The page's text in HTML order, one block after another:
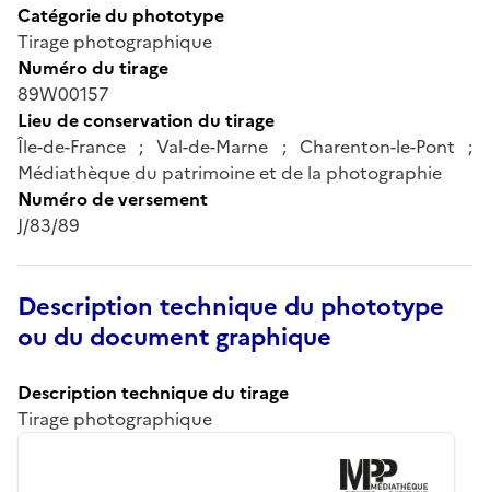
Catégorie du phototype
Tirage photographique
Numéro du tirage
89W00157
Lieu de conservation du tirage
Île-de-France ; Val-de-Marne ; Charenton-le-Pont ;
Médiathèque du patrimoine et de la photographie
Numéro de versement
J/83/89
Description technique du phototype
ou du document graphique
Description technique du tirage
Tirage photographique